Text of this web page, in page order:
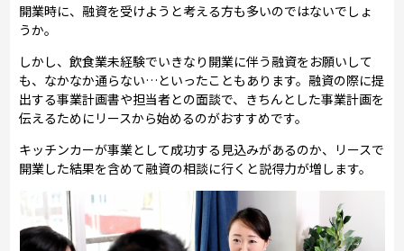
開業時に、融資を受けようと考える方も多いのではないでしょ
うか。
しかし、飲食業未経験でいきなり開業に伴う融資をお願いして
も、なかなか通らない…といったこともあります。融資の際に提
出する事業計画書や担当者との面談で、きちんとした事業計画を
伝えるためにリースから始めるのがおすすめです。
キッチンカーが事業として成功する見込みがあるのか、リースで
開業した結果を含めて融資の相談に行くと説得力が増します。